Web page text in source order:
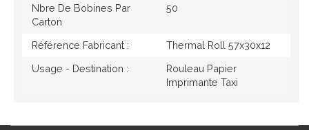
Nbre De Bobines Par
Carton
50
Référence Fabricant : Thermal Roll 57x30x12
Usage - Destination :
Rouleau Papier
Imprimante Taxi